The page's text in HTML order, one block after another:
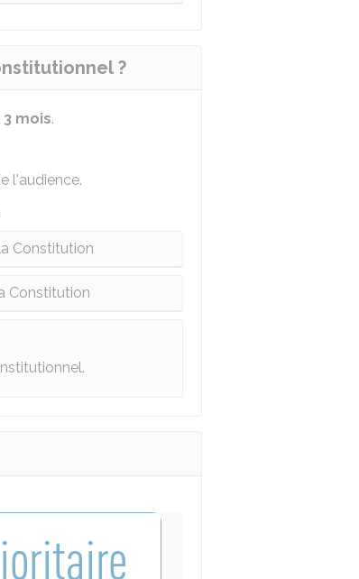
?
3 mois.
l'audience.
Constitution
Constitution